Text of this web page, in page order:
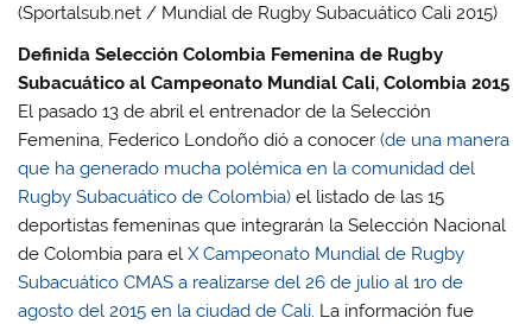
(Sportalsub.net / Mundial de Rugby Subacuático Cali 2015)
Definida Selección Colombia Femenina de Rugby
Subacuático al Campeonato Mundial Cali, Colombia 2015
El pasado 13 de abril el entrenador de la Selección
Femenina, Federico Londoño dió a conocer(de una manera
que ha generado mucha polémica en la comunidad del
Rugby Subacuático de Colombia) el listado de las 15
deportistas femeninas que integrarán la Selección Nacional
de Colombia para elX Campeonato Mundial de Rugby
Subacuático CMAS a realizarse del 26 de julio al 1ro de
agosto del 2015 en la ciudad de Cali. La información fue